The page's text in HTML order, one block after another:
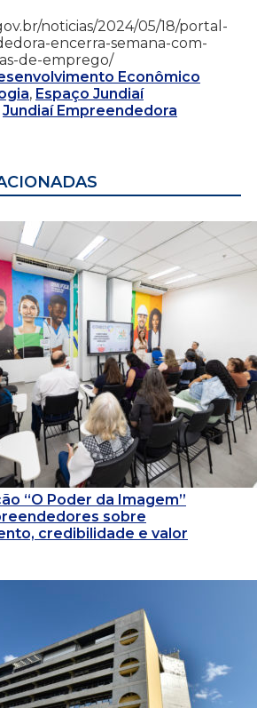
noticias/2024/05/18/portal-
encerra-semana-com-
de-emprego/
Econômico
, Espaço Jundiaí
Jundiaí Empreendedora
“O Poder da Imagem”
sobre
credibilidade e valor